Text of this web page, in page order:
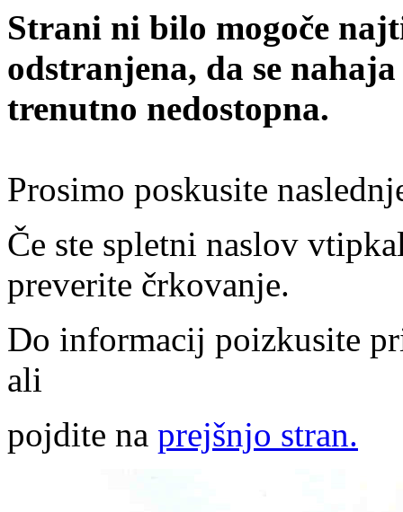
Strani ni bilo mogoče
odstranjena, da se
trenutno nedostopna.
Prosimo poskusite
Če ste spletni naslov
preverite črkovanje.
Do informacij poizkusite
ali
pojdite na prejšnjo stran.